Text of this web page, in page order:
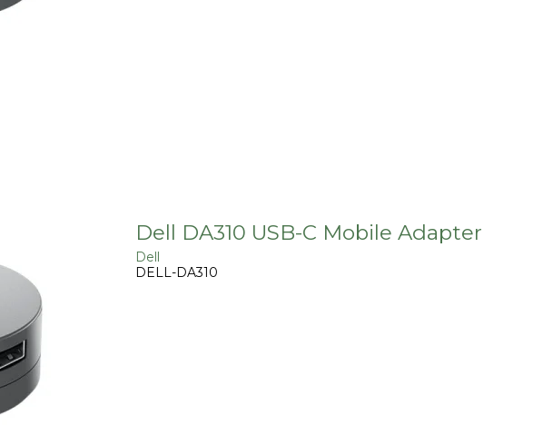
Dell DA310 USB-C Mobile Adapter
Dell
DELL-DA310